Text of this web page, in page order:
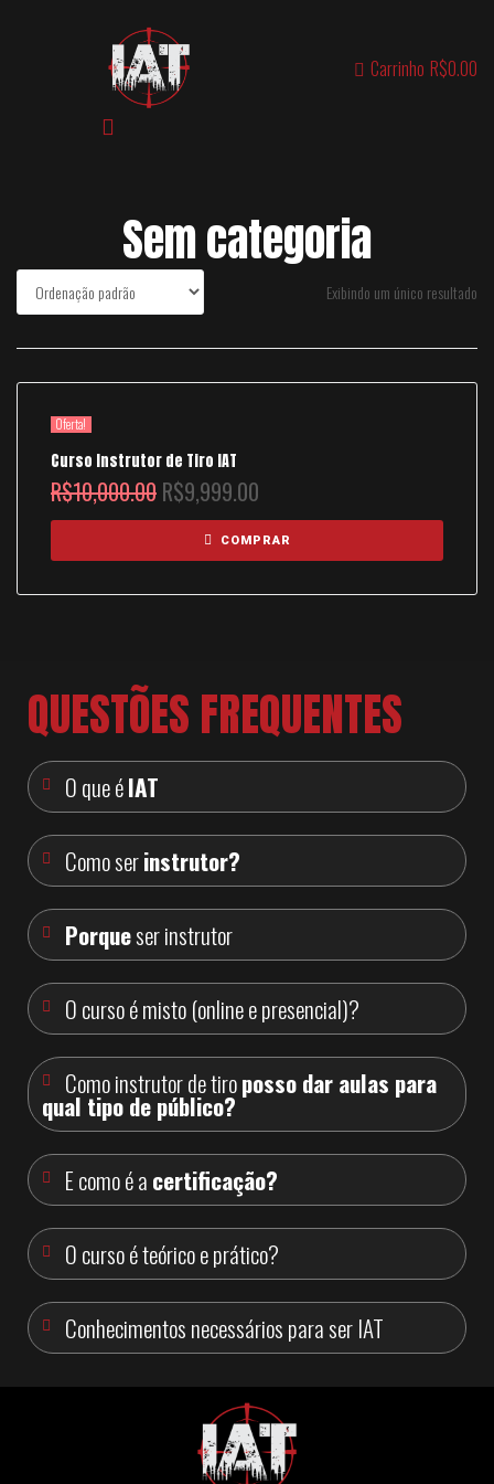
Carrinho R$0.00
Sem categoria
Exibindo um único resultado
Oferta!
Curso Instrutor de Tiro IAT
R$10,000.00 R$9,999.00
COMPRAR
QUESTÕES FREQUENTES
O que éIAT
Como serinstrutor?
Porqueser instrutor
O curso é misto (online e presencial)?
Como instrutor de tiroposso dar aulas para
qual tipo de público?
E como é acertificação?
O curso é teórico e prático?
Conhecimentos necessários para ser IAT